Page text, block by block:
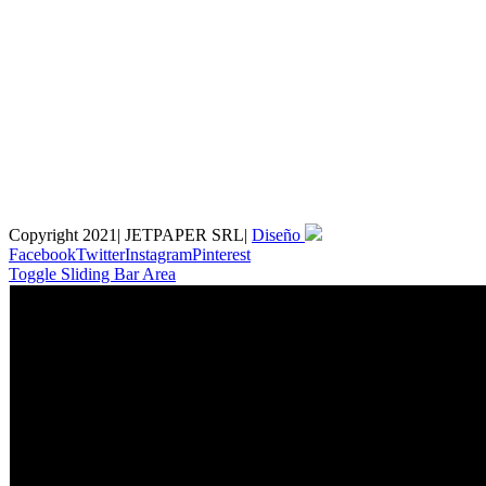
Copyright 2021| JETPAPER SRL| Diseño
FacebookTwitterInstagramPinterest
Toggle Sliding Bar Area